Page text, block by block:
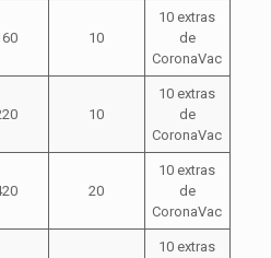
10
10 extras
de
CoronaVac
10
10 extras
de
CoronaVac
20
10 extras
de
CoronaVac
10 extras